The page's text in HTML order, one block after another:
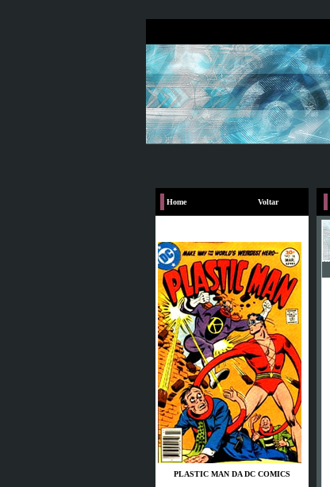
Home Voltar
PLASTIC MAN DA DC COMICS